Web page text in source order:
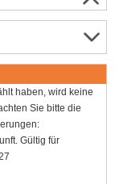
haben, wird keine
Sie bitte die
Gültig für